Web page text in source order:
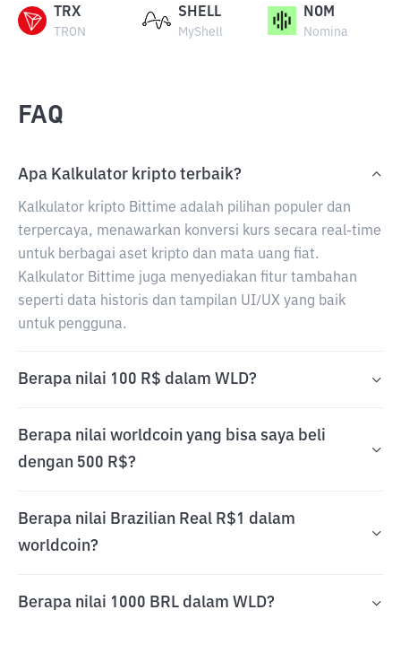
TRX
TRON
SHELL
MyShell
NOM
Nomina
FAQ
Apa Kalkulator kripto terbaik?
Kalkulator kripto Bittime adalah pilihan populer dan
terpercaya, menawarkan konversi kurs secara real-time
untuk berbagai aset kripto dan mata uang fiat.
Kalkulator Bittime juga menyediakan fitur tambahan
seperti data historis dan tampilan UI/UX yang baik
untuk pengguna.
Berapa nilai 100 R$ dalam WLD?
Berapa nilai worldcoin yang bisa saya beli
dengan 500 R$?
Berapa nilai Brazilian Real R$1 dalam
worldcoin?
Berapa nilai 1000 BRL dalam WLD?